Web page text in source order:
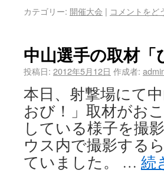
カテゴリー: 開催大会 | コメントをど
中山選手の取材「
投稿日: 2012年5月12日 作成者:
本日、射撃場にて
おび！」取材がお
している様子を撮
ウス内で撮影する
ていました。 … 続